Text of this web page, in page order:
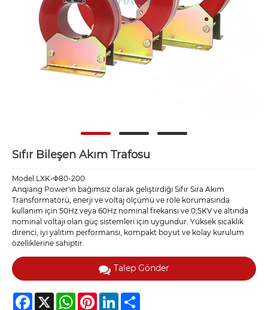
Sıfır Bileşen Akım Trafosu
Model:LXK-Φ80-200
Anqiang Power'ın bağımsız olarak geliştirdiği Sıfır Sıra Akım
Transformatörü, enerji ve voltaj ölçümü ve röle korumasında
kullanım için 50Hz veya 60Hz nominal frekansı ve 0,5KV ve altında
nominal voltajı olan güç sistemleri için uygundur. Yüksek sıcaklık
direnci, iyi yalıtım performansı, kompakt boyut ve kolay kurulum
özelliklerine sahiptir.
Talep Gönder
Facebook
X WhatsAppPinterestLinkedIn